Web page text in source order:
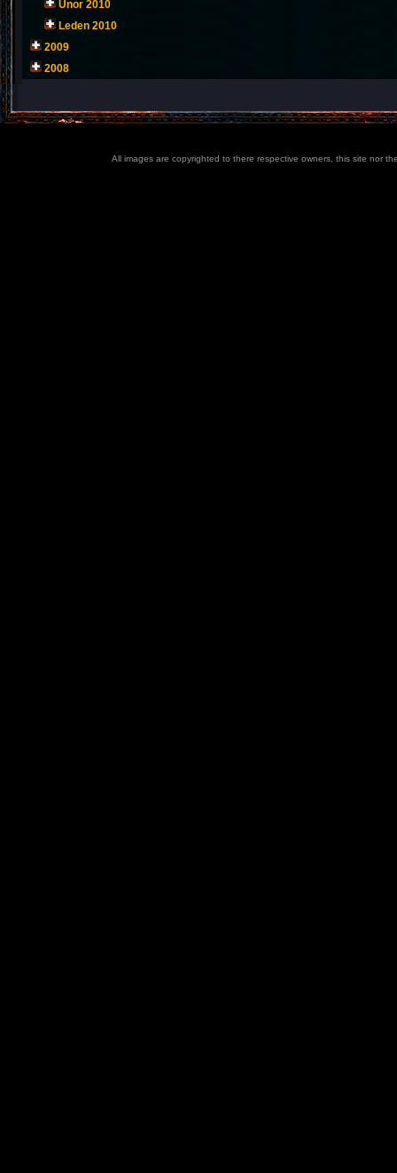
Únor 2010
Leden 2010
2009
2008
All images are copyrighted to there respective owners, this site nor